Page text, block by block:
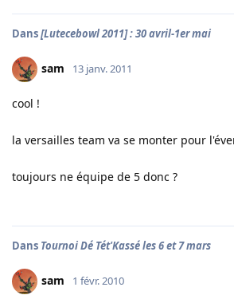
Dans[Lutecebowl 2011] : 30 avril-1er mai
sam 13 janv. 2011
cool !
la versailles team va se monter pour
toujours ne équipe de 5 donc ?
Dans Tournoi Dé Tét'Kassé les 6 et 7 mars
sam 1 févr. 2010